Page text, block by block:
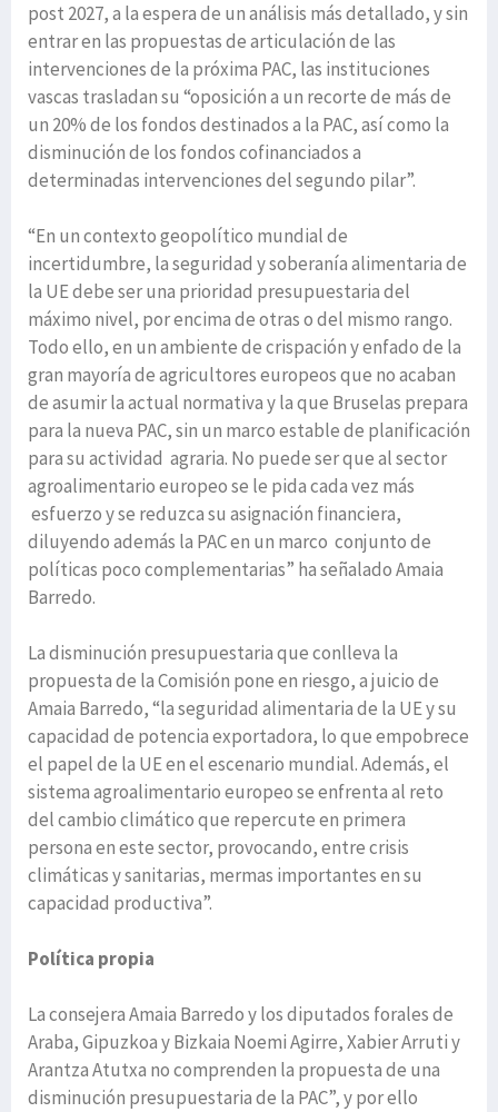
post 2027, a la espera de un análisis más detallado, y sin
entrar en las propuestas de articulación de las
intervenciones de la próxima PAC, las instituciones
vascas trasladan su “oposición a un recorte de más de
un 20% de los fondos destinados a la PAC, así como la
disminución de los fondos cofinanciados a
determinadas intervenciones del segundo pilar”.
“En un contexto geopolítico mundial de
incertidumbre, la seguridad y soberanía alimentaria de
la UE debe ser una prioridad presupuestaria del
máximo nivel, por encima de otras o del mismo rango.
Todo ello, en un ambiente de crispación y enfado de la
gran mayoría de agricultores europeos que no acaban
de asumir la actual normativa y la que Bruselas prepara
para la nueva PAC, sin un marco estable de planificación
para su actividad agraria. No puede ser que al sector
agroalimentario europeo se le pida cada vez más
esfuerzo y se reduzca su asignación financiera,
diluyendo además la PAC en un marco conjunto de
políticas poco complementarias” ha señalado Amaia
Barredo.
La disminución presupuestaria que conlleva la
propuesta de la Comisión pone en riesgo, a juicio de
Amaia Barredo, “la seguridad alimentaria de la UE y su
capacidad de potencia exportadora, lo que empobrece
el papel de la UE en el escenario mundial. Además, el
sistema agroalimentario europeo se enfrenta al reto
del cambio climático que repercute en primera
persona en este sector, provocando, entre crisis
climáticas y sanitarias, mermas importantes en su
capacidad productiva”.
Política propia
La consejera Amaia Barredo y los diputados forales de
Araba, Gipuzkoa y Bizkaia Noemi Agirre, Xabier Arruti y
Arantza Atutxa no comprenden la propuesta de una
disminución presupuestaria de la PAC”, y por ello